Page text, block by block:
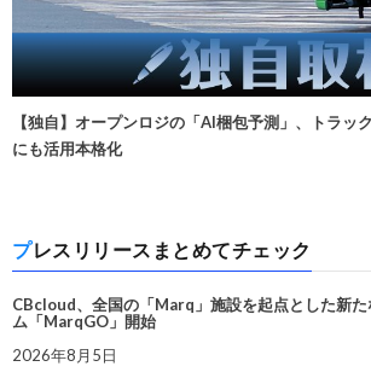
【独自】オープンロジの「AI梱包予測」、トラッ
にも活用本格化
プレスリリースまとめてチェック
CBcloud、全国の「Marq」施設を起点とした新
ム「MarqGO」開始
2026年8月5日